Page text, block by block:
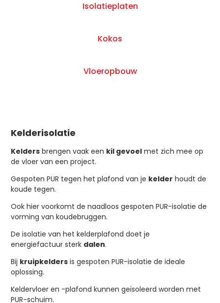
Isolatieplaten
Kokos
Vloeropbouw
Kelderisolatie
Kelders brengen vaak een kil gevoel met zich mee op
de vloer van een project.
Gespoten PUR tegen het plafond van je kelder houdt de
koude tegen.
Ook hier voorkomt de naadloos gespoten PUR-isolatie de
vorming van koudebruggen.
De isolatie van het kelderplafond doet je
energiefactuur sterk dalen.
Bij kruipkelders is gespoten PUR-isolatie de ideale
oplossing.
Keldervloer en -plafond kunnen geïsoleerd worden met
PUR-schuim.